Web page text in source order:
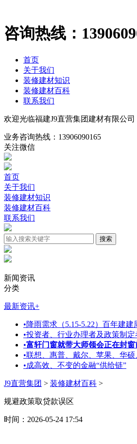
咨询热线：
首页
关于我们
装修建材知识
装修建材百科
联系我们
欢迎光临福建J9直营集团建材有限公司
业务咨询热线： 13906090165
关注微信
首页
关于我们
装修建材知识
装修建材百科
联系我们
新闻资讯
分类
最新资讯+
•降雨需求（5.15-5.22）百年建建
•投资者、行业办理者及政策制定
•富轩门窗就带大师领会正在封窗
•联想、惠普、戴尔、苹果、华硕
•成高效、不变的金融“供给链”
J9直营集团 > 装修建材百科 >
规避政策取贷款误区
时间：2026-05-24 17:54